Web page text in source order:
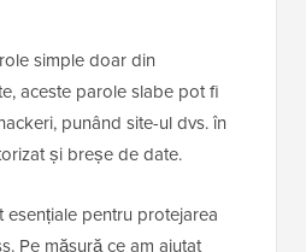
simple doar din
aceste parole slabe pot fi
punând site-ul dvs. în
și breșe de date.
esențiale pentru protejarea
Pe măsură ce am ajutat